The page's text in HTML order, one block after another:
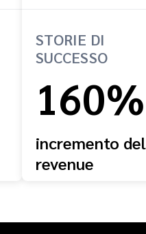
STORIE DI
SUCCESSO
160%
incremento
revenue